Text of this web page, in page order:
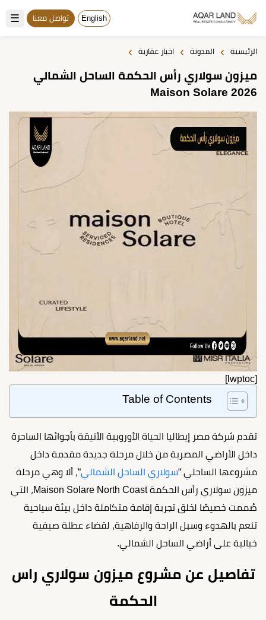
☰ English تواصل معنا
الرئيسية › المدونة › اخبار عقارية ›
ميزون سولاري رأس الحكمة الساحل الشمالي
Maison Solare 2026
[lwptoc]
Table of Contents
تقدم شركة مصر إيطاليا الحياة الأوروبية الأنيقة بأجوائها الساحرة
داخل الأراضي المصرية من خلال مرحلة جديدة مقدمة داخل
مشروعها الساحلي “سولاري الساحل الشمالي“، ألا وهي مرحلة
ميزون سولاري رأس الحكمة Maison Solare North Coast، التي
صُممت خصيصًا لخلق تجربة إقامة متكاملة داخل بيئة سياحية
تنعم بالهدوء وسبل الراحة والرفاهية، لقضاء عطلة صيفية
خيالية على أراضي الساحل الشمالي.
تفاصيل عن مشروع ميزون سولاري راس
الحكمة